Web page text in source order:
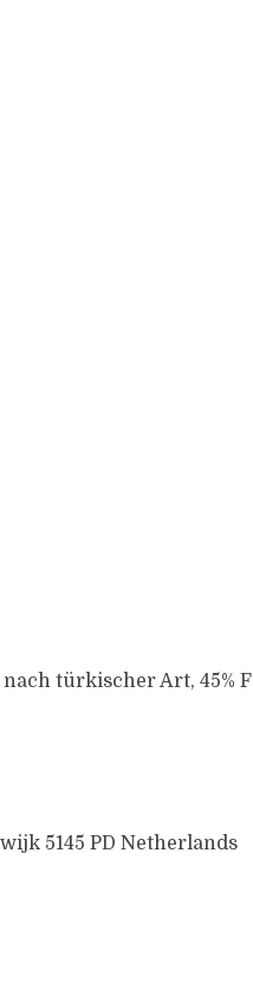
türkischer Art, 45%
5145 PD Netherlands